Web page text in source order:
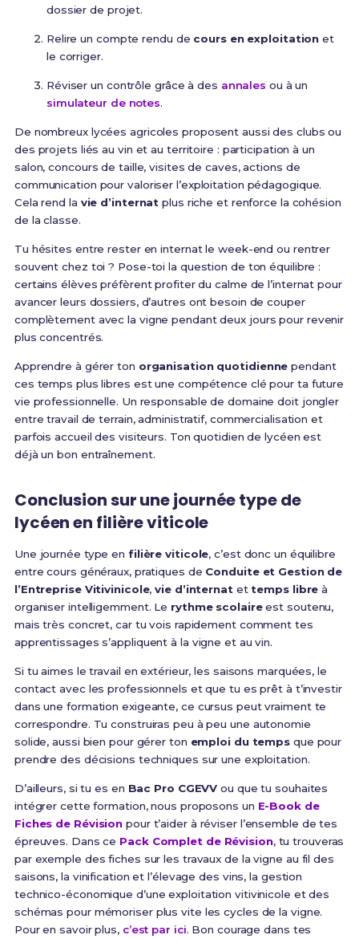
dossier de projet.
Relire un compte rendu de cours en exploitation et
le corriger.
Réviser un contrôle grâce à des annales ou à un
simulateur de notes.
De nombreux lycées agricoles proposent aussi des clubs ou
des projets liés au vin et au territoire : participation à un
salon, concours de taille, visites de caves, actions de
communication pour valoriser l’exploitation pédagogique.
Cela rend la vie d’internat plus riche et renforce la cohésion
de la classe.
Tu hésites entre rester en internat le week-end ou rentrer
souvent chez toi ? Pose-toi la question de ton équilibre :
certains élèves préfèrent profiter du calme de l’internat pour
avancer leurs dossiers, d’autres ont besoin de couper
complètement avec la vigne pendant deux jours pour revenir
plus concentrés.
Apprendre à gérer ton organisation quotidienne pendant
ces temps plus libres est une compétence clé pour ta future
vie professionnelle. Un responsable de domaine doit jongler
entre travail de terrain, administratif, commercialisation et
parfois accueil des visiteurs. Ton quotidien de lycéen est
déjà un bon entraînement.
Conclusion sur une journée type de
lycéen en filière viticole
Une journée type en filière viticole, c’est donc un équilibre
entre cours généraux, pratiques de Conduite et Gestion de
l’Entreprise Vitivinicole,vie d’internatettemps libre à
organiser intelligemment. Le rythme scolaireest soutenu,
mais très concret, car tu vois rapidement comment tes
apprentissages s’appliquent à la vigne et au vin.
Si tu aimes le travail en extérieur, les saisons marquées, le
contact avec les professionnels et que tu es prêt à t’investir
dans une formation exigeante, ce cursus peut vraiment te
correspondre. Tu construiras peu à peu une autonomie
solide, aussi bien pour gérer ton emploi du temps que pour
prendre des décisions techniques sur une exploitation.
D’ailleurs, si tu es en Bac Pro CGEVV ou que tu souhaites
intégrer cette formation, nous proposons un E-Book de
Fiches de Révision pour t’aider à réviser l’ensemble de tes
épreuves. Dans ce Pack Complet de Révision, tu trouveras
par exemple des fiches sur les travaux de la vigne au fil des
saisons, la vinification et l’élevage des vins, la gestion
technico-économique d’une exploitation vitivinicole et des
schémas pour mémoriser plus vite les cycles de la vigne.
Pour en savoir plus, c’est par ici. Bon courage dans tes